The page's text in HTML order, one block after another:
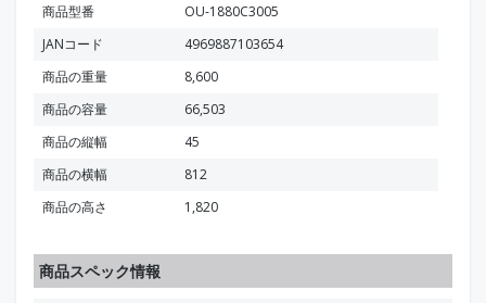
商品型番
OU-1880C3005
JANコード
4969887103654
商品の重量
8,600
商品の容量
66,503
商品の縦幅
45
商品の横幅
812
商品の高さ
1,820
商品スペック情報